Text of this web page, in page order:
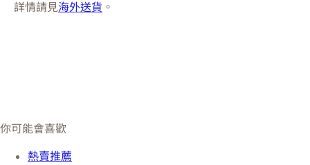
詳情請見海外送貨 。
你可能會喜歡
熱賣推薦